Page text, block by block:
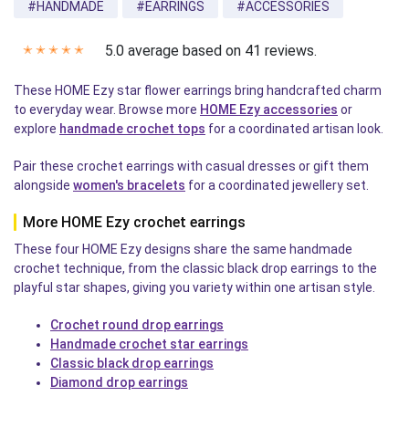
#HANDMADE
#EARRINGS #ACCESSORIES
✭ ✭ ✭ ✭ ✭ 5.0 average based on 41 reviews.
These HOME Ezy star flower earrings bring handcrafted charm
to everyday wear. Browse more HOME Ezy accessories or
explore handmade crochet tops for a coordinated artisan look.
Pair these crochet earrings with casual dresses or gift them
alongside women's bracelets for a coordinated jewellery set.
More HOME Ezy crochet earrings
These four HOME Ezy designs share the same handmade
crochet technique, from the classic black drop earrings to the
playful star shapes, giving you variety within one artisan style.
Crochet round drop earrings
Handmade crochet star earrings
Classic black drop earrings
Diamond drop earrings